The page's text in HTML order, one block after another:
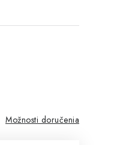
Možnosti doručenia